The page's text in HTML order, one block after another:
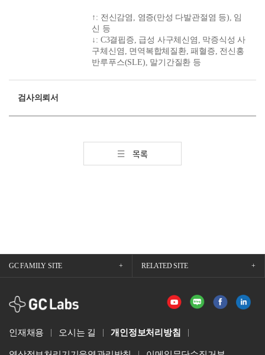
↑: 전신감염, 염증(만성 다발관절염 등), 임
신 등
↓: C3결핍증, 급성 사구체신염, 막증식성 사
구체신염, 면역복합체질환, 패혈증, 전신홍
반루푸스(SLE), 말기간질환 등
검사의뢰서
목록
GC FAMILY SITE RELATED SITE
GCLabs
인재채용 오시는 길 개인정보처리방침